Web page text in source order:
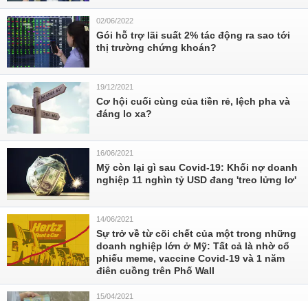
02/06/2022
Gói hỗ trợ lãi suất 2% tác động ra sao tới
thị trường chứng khoán?
19/12/2021
Cơ hội cuối cùng của tiền rẻ, lệch pha và
đáng lo xa?
16/06/2021
Mỹ còn lại gì sau Covid-19: Khối nợ doanh
nghiệp 11 nghìn tỷ USD đang 'treo lửng lơ'
14/06/2021
Sự trở về từ cõi chết của một trong những
doanh nghiệp lớn ở Mỹ: Tất cả là nhờ cổ
phiếu meme, vaccine Covid-19 và 1 năm
điên cuồng trên Phố Wall
15/04/2021